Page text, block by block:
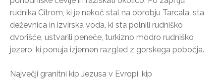
rudnika Citrom, ki je nekoč stal na obrobju Tarcala, sta
deževnica in izvirska voda, ki sta polnili rudniško
dvorišče, ustvarili peneče, turkizno modro rudniško
jezero, ki ponuja izjemen razgled z gorskega pobočja.
Največji granitni kip Jezusa v Evropi, kip